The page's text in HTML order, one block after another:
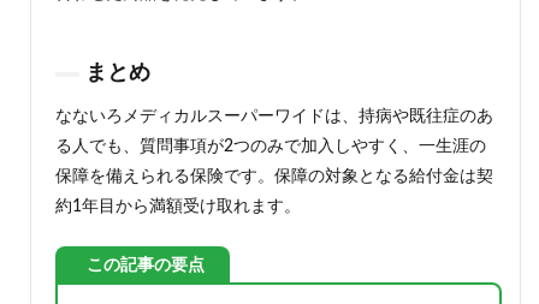
まとめ
なないろメディカルスーパーワイドは、持病や既往症のあ
る人でも、質問事項が2つのみで加入しやすく、一生涯の
保障を備えられる保険です。保障の対象となる給付金は契
約1年目から満額受け取れます。
この記事の要点